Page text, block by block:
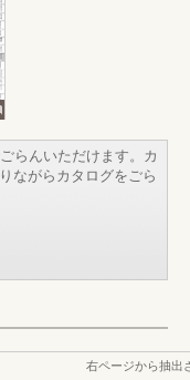
らんいただけます。カ
ながらカタログをごら
右ページから抽出